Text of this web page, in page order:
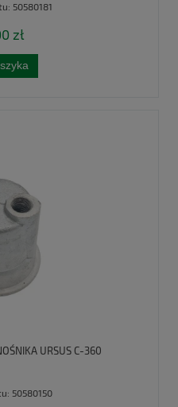
50580181
zł
URSUS C-360
50580150